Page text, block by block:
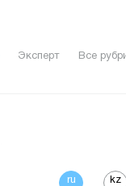
Эксперт Все
ru kz